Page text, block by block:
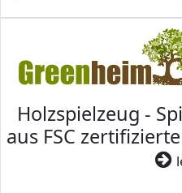
Holzspielzeug -
aus FSC